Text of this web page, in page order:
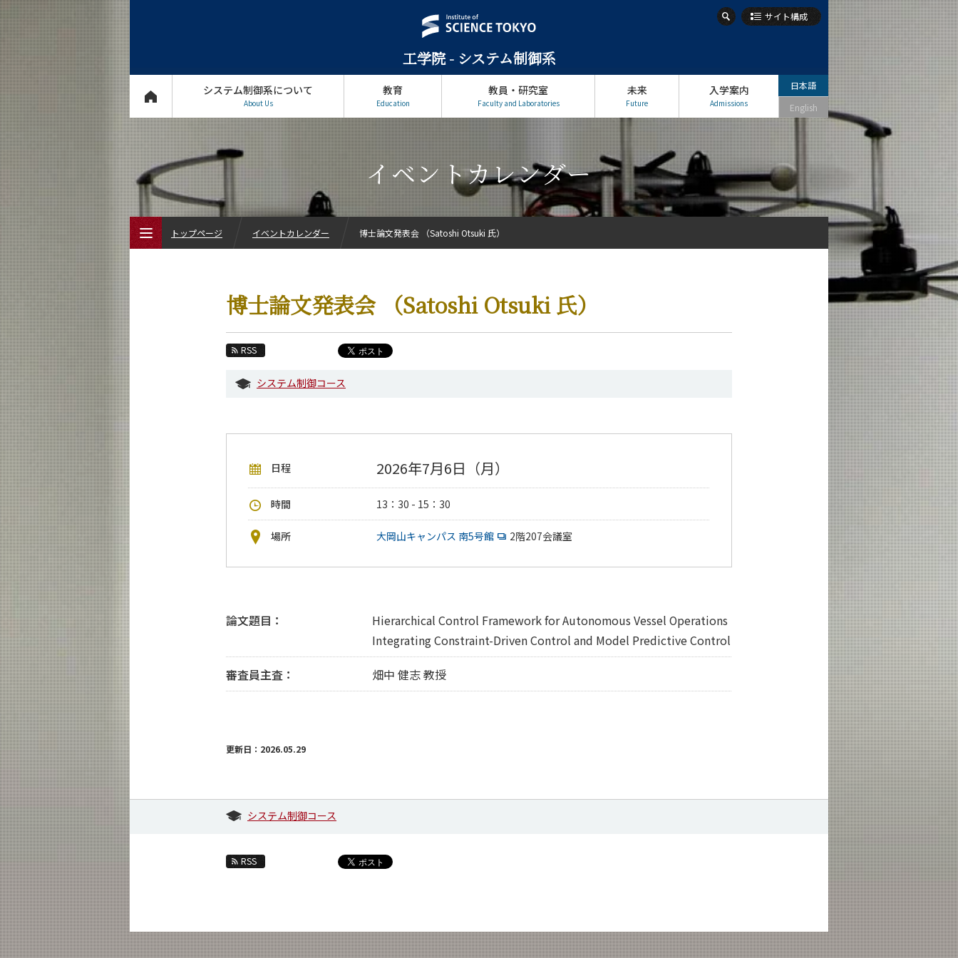
工学院 - システム制御系
サイト構成
システム制御系について
About Us
教育
Education
教員・研究室
Faculty and Laboratories
未来
Future
入学案内
Admissions
日本語
English
イベントカレンダー
博士論文発表会 （Satoshi Otsuki 氏）
RSS
システム制御コース
日程 2026年7月6日（月）
時間 13：30 - 15：30
場所 大岡山キャンパス 南5号館 2階207会議室
論文題目：
Hierarchical Control Framework for Autonomous Vessel Operations
Integrating Constraint-Driven Control and Model Predictive Control
審査員主査：
畑中 健志 教授
更新日：2026.05.29
システム制御コース
RSS
トップページ イベントカレンダー 博士論文発表会 （Satoshi Otsuki 氏）
システム制御系について